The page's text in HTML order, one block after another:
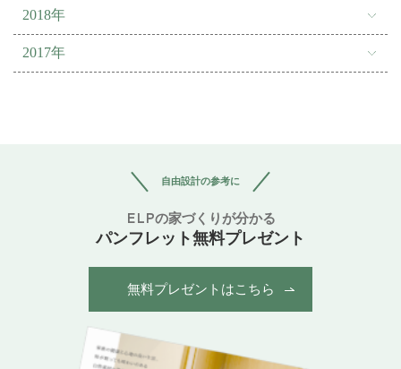
2018年
2017年
自由設計の参考に
ELPの家づくりが分かる
パンフレット無料プレゼント
無料プレゼントはこちら